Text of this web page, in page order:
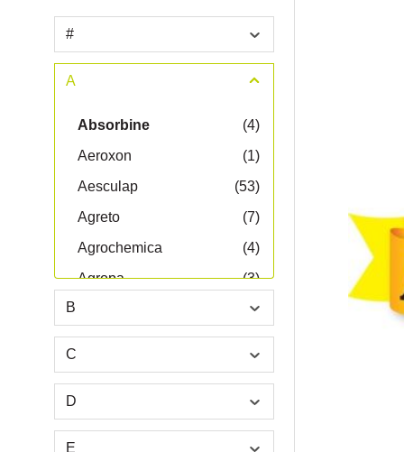
#
A
(4)
Absorbine
(1)
Aeroxon
(53)
Aesculap
(7)
Agreto
(4)
Agrochemica
(3)
Agropa
(282)
(3)
albatros
(9)
Allflex
(6)
(4)
Ambic
B
C
D
E